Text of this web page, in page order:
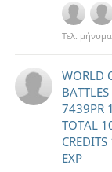
Τελ.
WORLD
7439PR
TOTAL
EXP